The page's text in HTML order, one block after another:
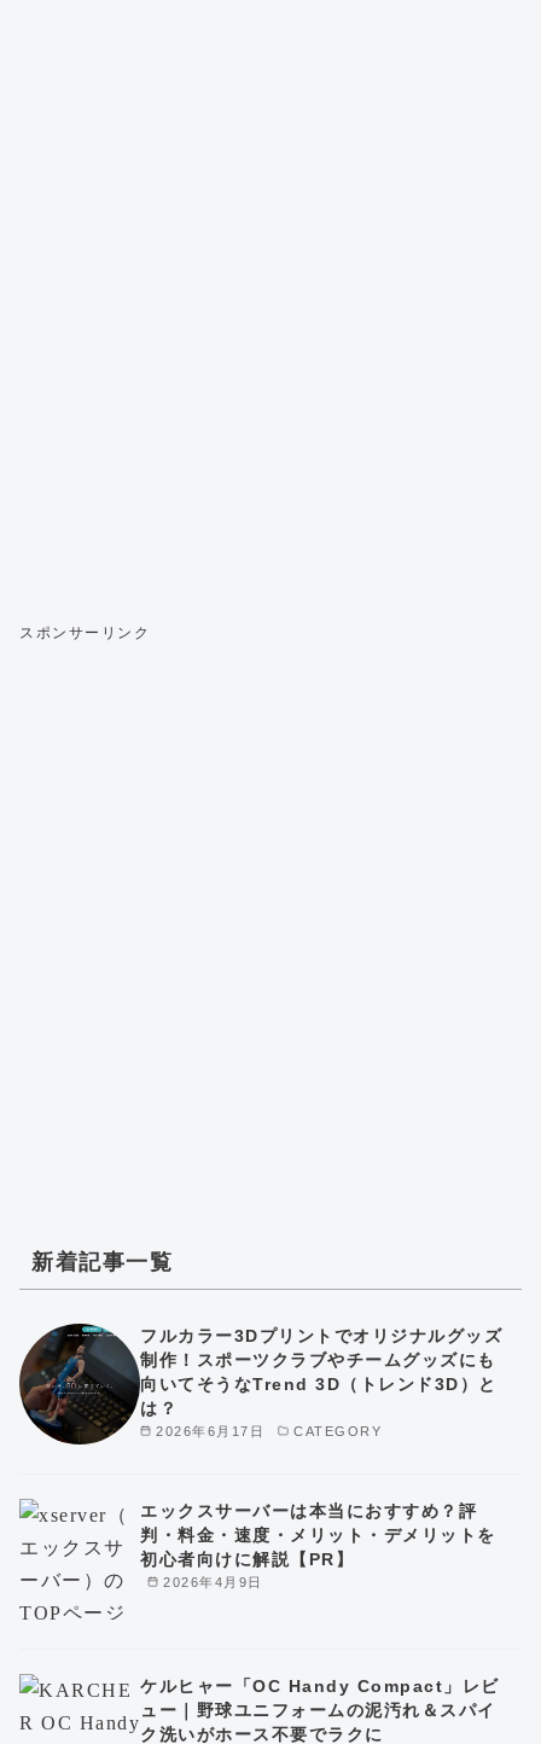
スポンサーリンク
新着記事一覧
2026年6月17日 CATEGORY
フルカラー3Dプリントでオリジナルグッズ
制作！スポーツクラブやチームグッズにも
向いてそうなTrend 3D（トレンド3D）と
は？
2026年4月9日
エックスサーバーは本当におすすめ？評
判・料金・速度・メリット・デメリットを
初心者向けに解説【PR】
ケルヒャー「OC Handy Compact」レビ
ュー｜野球ユニフォームの泥汚れ＆スパイ
ク洗いがホース不要でラクに